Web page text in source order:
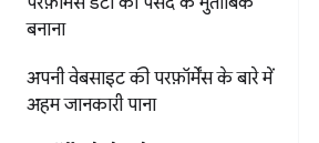
बनाना
अपनी वेबसाइट की परफ़ॉर्मेंस के बारे में
अहम जानकारी पाना